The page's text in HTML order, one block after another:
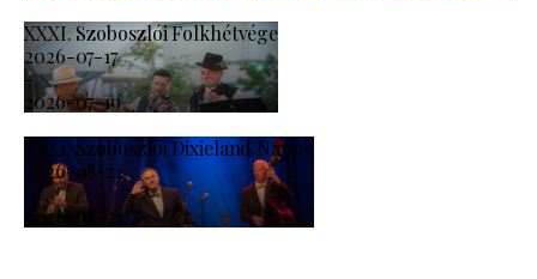
XXXI. Szoboszlói Folkhétvége
2026-07-17
-
2026-07-19
XXXI. Szoboszlói Dixieland Napok
2026-08-21
-
2026-08-23